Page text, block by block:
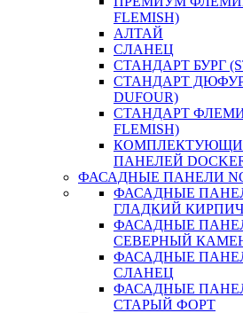
FLEMISH)
АЛТАЙ
СЛАНЕЦ
СТАНДАРТ БУРГ
СТАНДАРТ ДЮФУР
DUFOUR)
СТАНДАРТ
FLEMISH)
ПАНЕЛЕЙ
ФАСАДНЫЕ ПАНЕЛИ
ФАСАДНЫЕ
ГЛАДКИЙ КИРПИЧ
ФАСАДНЫЕ
СЕВЕРНЫЙ
ФАСАДНЫЕ
СЛАНЕЦ
ФАСАДНЫЕ
СТАРЫЙ ФОРТ